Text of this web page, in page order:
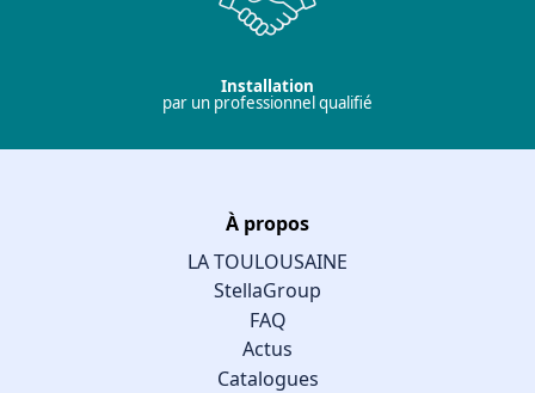
Installation
par un professionnel qualifié
À propos
LA TOULOUSAINE
StellaGroup
FAQ
Actus
Catalogues